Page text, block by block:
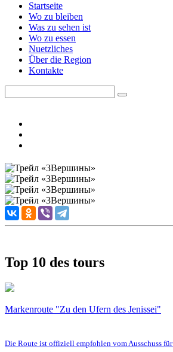
Startseite
Wo zu bleiben
Was zu sehen ist
Wo zu essen
Nuetzliches
Über die Region
Kontakte
Top 10 des tours
Markenroute "Zu den Ufern des Jenissei"
Die Route ist offiziell empfohlen vom Ausschuss